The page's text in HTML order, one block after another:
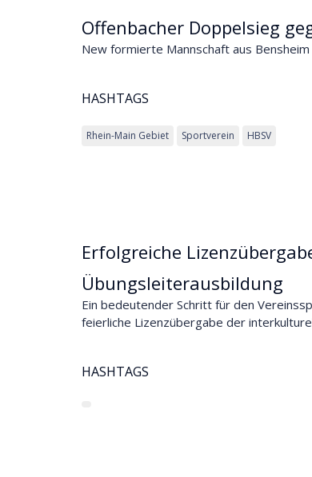
Offenbacher Doppelsieg
New formierte Mannschaft aus
HASHTAGS
Rhein-Main Gebiet Sportverein HBSV
Erfolgreiche
Übungsleiterausbildung
Ein bedeutender Schritt für den
feierliche Lizenzübergabe der
HASHTAGS